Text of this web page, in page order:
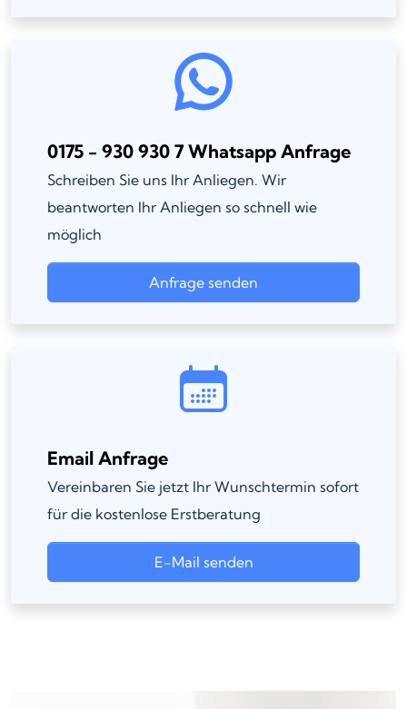
0175 - 930 930 7 Whatsapp Anfrage
Schreiben Sie uns Ihr Anliegen. Wir
beantworten Ihr Anliegen so schnell wie
möglich
Anfrage senden
Email Anfrage
Vereinbaren Sie jetzt Ihr Wunschtermin sofort
für die kostenlose Erstberatung
E-Mail senden